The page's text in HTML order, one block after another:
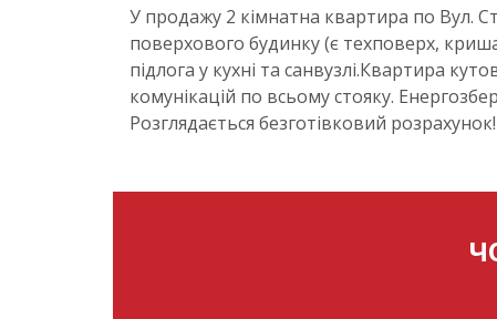
У продажу 2 кімнатна квартира по Вул.
поверхового будинку (є техповерх,
підлога у кухні та санвузлі.Квартира
комунікацій по всьому стояку.
Розглядається безготівковий розрахунок!